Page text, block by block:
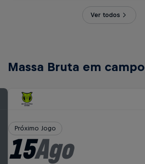
Ver todos
Massa Bruta em campo
Próximo Jogo
15Ago